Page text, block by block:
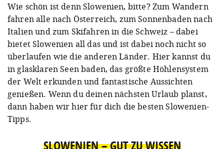
Wie schön ist denn Slowenien, bitte? Zum Wandern
fahren alle nach Österreich, zum Sonnenbaden nach
Italien und zum Skifahren in die Schweiz – dabei
bietet Slowenien all das und ist dabei noch nicht so
überlaufen wie die anderen Länder. Hier kannst du
in glasklaren Seen baden, das größte Höhlensystem
der Welt erkunden und fantastische Aussichten
genießen. Wenn du deinen nächsten Urlaub planst,
dann haben wir hier für dich die besten Slowenien-
Tipps.
SLOWENIEN – GUT ZU WISSEN